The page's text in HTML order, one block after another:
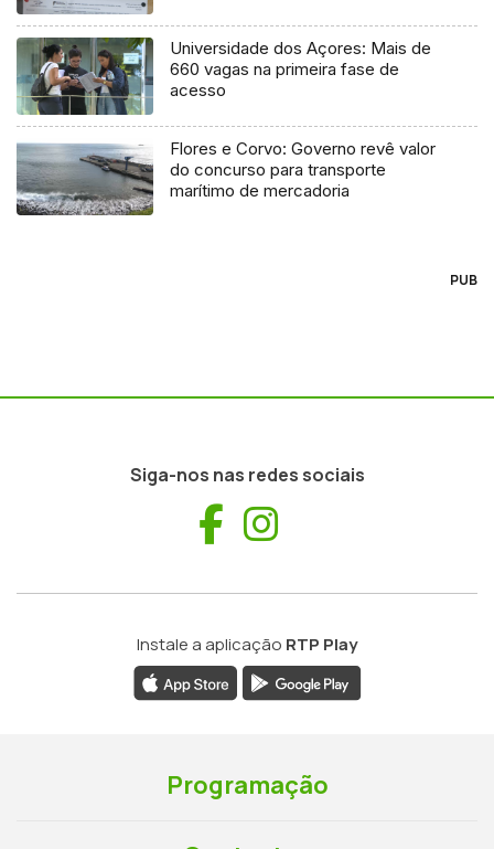
Universidade dos Açores: Mais de
660 vagas na primeira fase de
acesso
Flores e Corvo: Governo revê valor
do concurso para transporte
marítimo de mercadoria
PUB
Siga-nos nas redes sociais
Facebook
Instale a aplicação RTP Play
Programação